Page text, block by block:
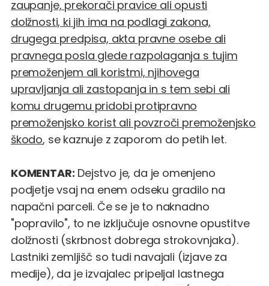
zaupanje, prekorači pravice ali opusti
dolžnosti, ki jih ima na podlagi zakona,
drugega predpisa, akta pravne osebe ali
pravnega posla glede razpolaganja s tujim
premoženjem ali koristmi, njihovega
upravljanja ali zastopanja in s tem sebi ali
komu drugemu pridobi protipravno
premoženjsko korist ali povzroči premoženjsko
škodo, se kaznuje z zaporom do petih let.
KOMENTAR: Dejstvo je, da je omenjeno
podjetje vsaj na enem odseku gradilo na
napačni parceli. Če se je to naknadno
"popravilo", to ne izključuje osnovne opustitve
dolžnosti (skrbnost dobrega strokovnjaka).
Lastniki zemljišč so tudi navajali (izjave za
medije), da je izvajalec pripeljal lastnega